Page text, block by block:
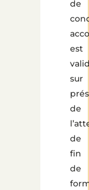
de
est
sur
de
de
fin
de